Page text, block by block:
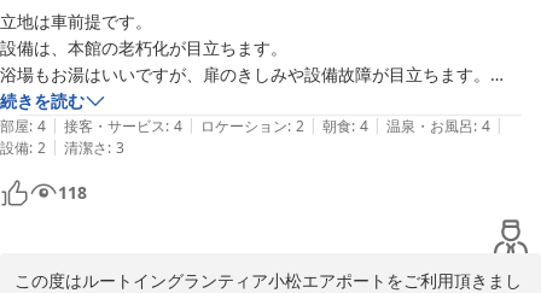
フロントスタッフがお客様から直接お受け取りしたにもかかわら
ず、その後確認のお電話を差し上げてしまいましたことは、私ども
の鍵管理・受け渡しの確認不足によるものでございます。スムーズ
なチェックアウトの中で、余計なご心配をおかけしたことを大変申
し訳なく存じます。
なお、カード鍵につきましては、その後無事に確認が取れておりま
すので、どうぞご安心いただけますと幸いです。
今後は、鍵返却時の確認をその場で確実に行い、お客様に二度手
間・ご不安を与えることのないよう、スタッフへの指導・業務フロ
立地は車前提です。
設備は、本館の老朽化が目立ちます。
浴場もお湯はいいですが、扉のきしみや設備故障が目立ちます。
ただ清掃は行き届いていますので、不快感などはありません。
別館は、築が新しく、こちらは綺麗です。
朝食は品数が他のルートインより多い印象です。
続きを読む
部屋: 4 | 接客・サービス: 4 | ロケーション: 2 | 朝食: 4 | 温泉・お風呂: 4 |
設備: 2 | 清潔さ: 3
118
この度はルートイングランティア小松エアポートをご利用頂きまし